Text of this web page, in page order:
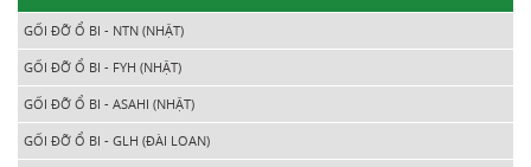
GỐI ĐỠ Ổ BI - NTN (NHẬT)
GỐI ĐỠ Ổ BI - FYH (NHẬT)
GỐI ĐỠ Ổ BI - ASAHI (NHẬT)
GỐI ĐỠ Ổ BI - GLH (ĐÀI LOAN)